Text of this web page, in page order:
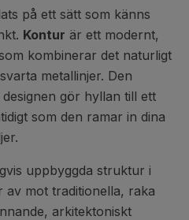
på ett sätt som känns
Kontur är ett modernt,
kombinerar det naturligt
metallinjer. Den
gör hyllan till ett
som den ramar in dina
uppbyggda struktur i
mot traditionella, raka
arkitektoniskt